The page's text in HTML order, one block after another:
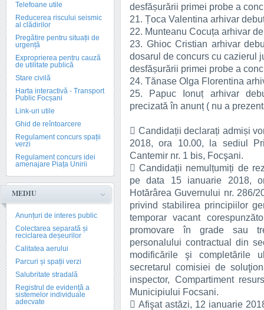
Telefoane utile
Reducerea riscului seismic
al clădirilor
Pregătire pentru situații de
urgență
Exproprierea pentru cauză
de utilitate publică
Stare civilă
Harta interactivă - Transport
Public Focșani
Link-uri utile
Ghid de reîntoarcere
Regulament concurs spații
verzi
Regulament concurs idei
amenajare Piața Unirii
MEDIU
Anunțuri de interes public
Colectarea separată și
reciclarea deșeurilor
Calitatea aerului
Parcuri și spații verzi
Salubritate stradală
Registrul de evidență a
sistemelor individuale
adecvate
desfășurării primei probe a
21. Țoca Valentina arhivar
22. Munteanu Cocuța arhivar
23. Ghioc Cristian arhivar
dosarul de concurs cu cazierul
desfășurării primei probe a
24. Tănase Olga Florentina
25. Papuc Ionuț arhivar
precizată în anunț ( nu a
 Candidații declarați admiși
2018, ora 10.00, la sediul
Cantemir nr. 1 bis, Focşani.
 Candidații nemulțumiți de
pe data 15 ianuarie 2018,
Hotărârea Guvernului nr. 286/
privind stabilirea principiilor
temporar vacant
promovare în grade sau
personalului contractual din
modificările şi completările
secretarul comisiei de
inspector, Compartiment
Municipiului Focsani.
 Afişat astăzi, 12 ianuarie